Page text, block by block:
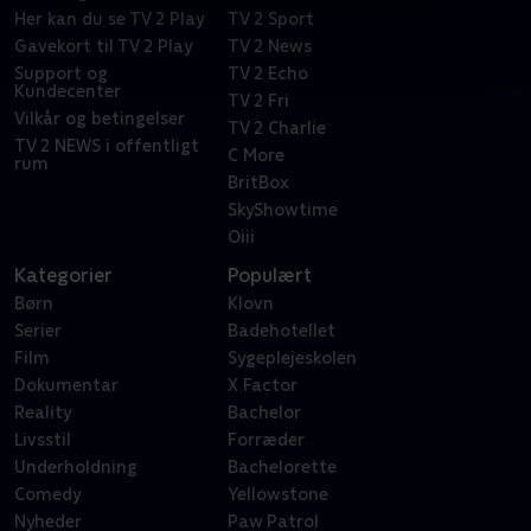
Her kan du se TV 2 Play
Gavekort til TV 2 Play
Support og
Kundecenter
Vilkår og betingelser
TV 2 NEWS i offentligt
rum
TV 2 Sport
TV 2 News
TV 2 Echo
TV 2 Fri
TV 2 Charlie
C More
BritBox
SkyShowtime
Oiii
Kategorier
Børn
Serier
Film
Dokumentar
Reality
Livsstil
Underholdning
Comedy
Nyheder
Populært
Klovn
Badehotellet
Sygeplejeskolen
X Factor
Bachelor
Forræder
Bachelorette
Yellowstone
Paw Patrol